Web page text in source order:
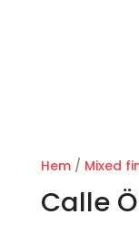
Hem/ Mixed
Calle